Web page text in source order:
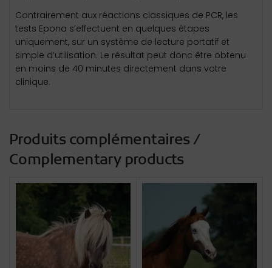
Contrairement aux réactions classiques de PCR, les
tests Epona s’effectuent en quelques étapes
uniquement, sur un système de lecture portatif et
simple d’utilisation. Le résultat peut donc être obtenu
en moins de 40 minutes directement dans votre
clinique.
Produits complémentaires /
Complementary products